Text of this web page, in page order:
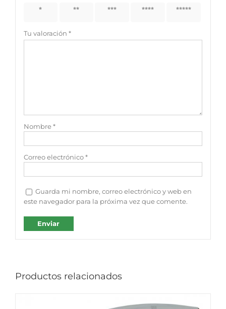
1 de 5
2 de 5
3 de 5
4 de 5
5 de 5
Tu valoración *
Nombre*
Correo electrónico*
Guarda mi nombre, correo electrónico y web en
este navegador para la próxima vez que comente.
Productos relacionados